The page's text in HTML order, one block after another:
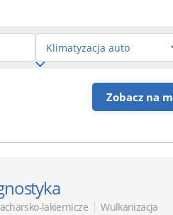
Zobacz na
lakiernicze | Wulkanizacja